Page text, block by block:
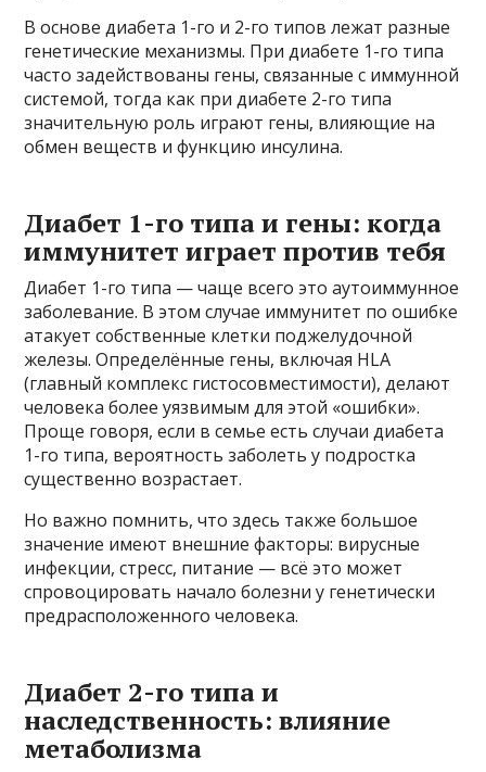
В основе диабета 1-го и 2-го типов лежат разные
генетические механизмы. При диабете 1-го типа
часто задействованы гены, связанные с иммунной
системой, тогда как при диабете 2-го типа
значительную роль играют гены, влияющие на
обмен веществ и функцию инсулина.
Диабет 1-го типа и гены: когда
иммунитет играет против тебя
Диабет 1-го типа — чаще всего это аутоиммунное
заболевание. В этом случае иммунитет по ошибке
атакует собственные клетки поджелудочной
железы. Определённые гены, включая HLA
(главный комплекс гистосовместимости), делают
человека более уязвимым для этой «ошибки».
Проще говоря, если в семье есть случаи диабета
1-го типа, вероятность заболеть у подростка
существенно возрастает.
Но важно помнить, что здесь также большое
значение имеют внешние факторы: вирусные
инфекции, стресс, питание — всё это может
спровоцировать начало болезни у генетически
предрасположенного человека.
Диабет 2-го типа и
наследственность: влияние
метаболизма